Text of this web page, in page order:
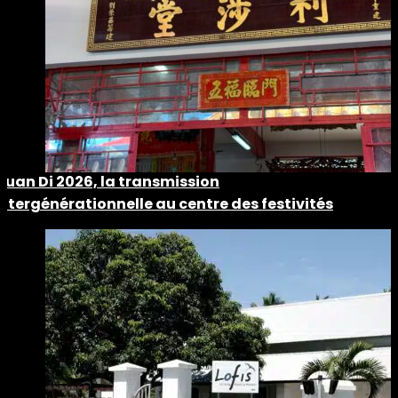
Di 2026, la transmission
au centre des festivités